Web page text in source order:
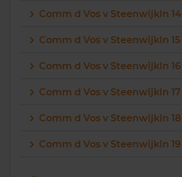
Comm d Vos v Steenwijkln 14
Comm d Vos v Steenwijkln 15
Comm d Vos v Steenwijkln 16
Comm d Vos v Steenwijkln 17
Comm d Vos v Steenwijkln 18
Comm d Vos v Steenwijkln 19